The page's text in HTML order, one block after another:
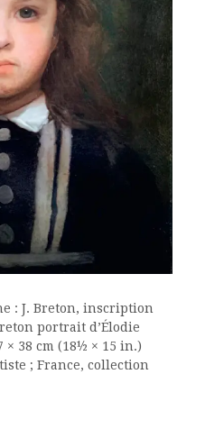
: J. Breton, inscription
portrait d’Élodie
38 cm (18½ × 15 in.)
; France, collection